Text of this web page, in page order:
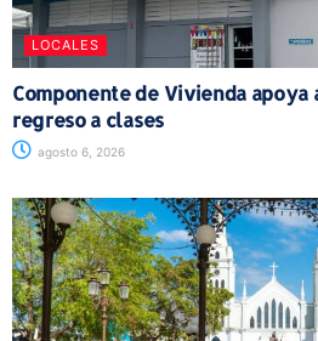
LOCALES
Componente de Vivienda apoya
regreso a clases
agosto 6, 2026